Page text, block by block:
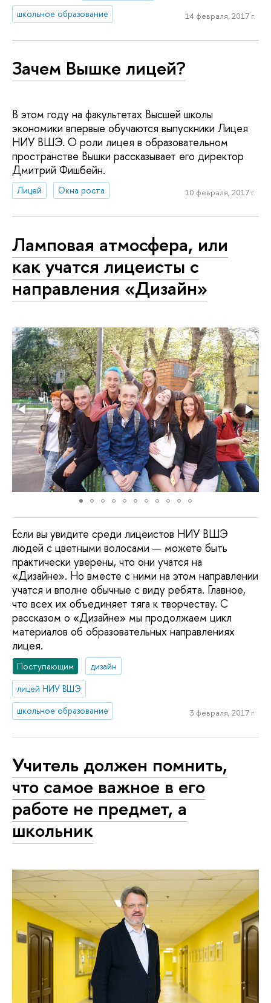
школьное образование 14 февраля, 2017 г.
Зачем Вышке лицей?
В этом году на факультетах Высшей школы
экономики впервые обучаются выпускники Лицея
НИУ ВШЭ. О роли лицея в образовательном
пространстве Вышки рассказывает его директор
Дмитрий Фишбейн.
Лицей Окна роста 10 февраля, 2017 г.
Ламповая атмосфера, или
как учатся лицеисты с
направления «Дизайн»
Если вы увидите среди лицеистов НИУ ВШЭ
людей с цветными волосами — можете быть
практически уверены, что они учатся на
«Дизайне». Но вместе с ними на этом направлении
учатся и вполне обычные с виду ребята. Главное,
что всех их объединяет тяга к творчеству. С
рассказом о «Дизайне» мы продолжаем цикл
материалов об образовательных направлениях
лицея.
Поступающим
дизайн
лицей НИУ ВШЭ
школьное образование
3 февраля, 2017 г.
Учитель должен помнить,
что самое важное в его
работе не предмет, а
школьник